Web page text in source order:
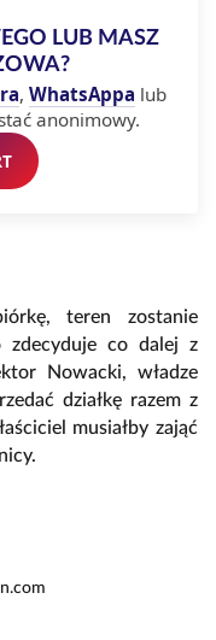
LUB MASZ
, WhatsAppa lub
anonimowy.
teren zostanie
zdecyduje co dalej z
Nowacki, władze
działkę razem z
musiałby zająć